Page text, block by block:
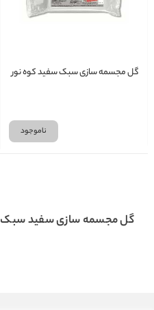
گل مجسمه سازی سبک سفید کوه نور
ناموجود
گل مجسمه سازی سفید سبک